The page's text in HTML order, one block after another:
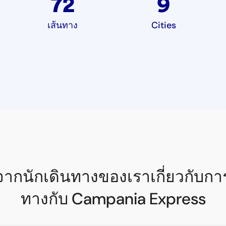
9
Cities
72
เส้นทาง
กนักเดินทางของเราเกี่ยวกับก
ทางกับ Campania Express